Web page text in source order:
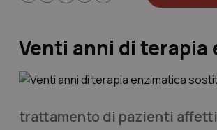
Venti anni di
trattamento di pazienti